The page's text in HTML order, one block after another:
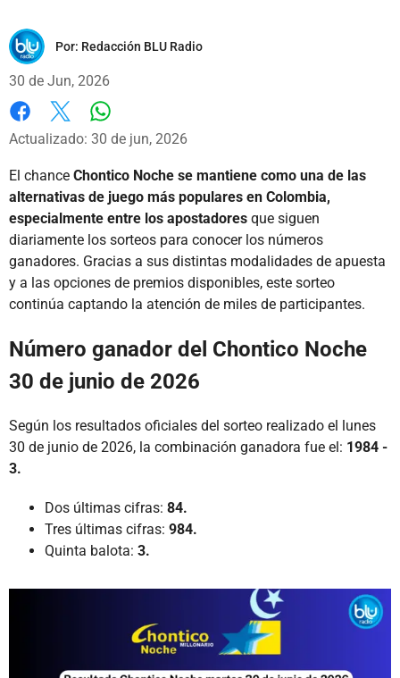
Por: Redacción BLU Radio
30 de Jun, 2026
Facebook
X
Actualizado: 30 de jun, 2026
El chance Chontico Noche se mantiene como una de las
alternativas de juego más populares en Colombia,
especialmente entre los apostadores que siguen
diariamente los sorteos para conocer los números
ganadores. Gracias a sus distintas modalidades de apuesta
y a las opciones de premios disponibles, este sorteo
continúa captando la atención de miles de participantes.
Número ganador del Chontico Noche
30 de junio de 2026
Según los resultados oficiales del sorteo realizado el lunes
30 de junio de 2026, la combinación ganadora fue el: 1984 -
3.
Dos últimas cifras: 84.
Tres últimas cifras: 984.
Quinta balota: 3.